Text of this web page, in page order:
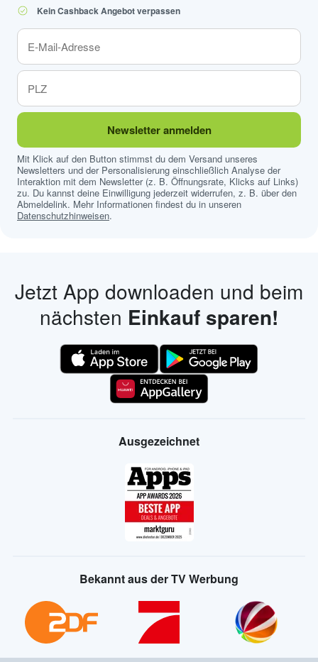
Kein Cashback Angebot verpassen
Newsletter anmelden
Mit Klick auf den Button stimmst du dem Versand unseres
Newsletters und der Personalisierung einschließlich Analyse der
Interaktion mit dem Newsletter (z. B. Öffnungsrate, Klicks auf Links)
zu. Du kannst deine Einwilligung jederzeit widerrufen, z. B. über den
Abmeldelink. Mehr Informationen findest du in unseren
Datenschutzhinweisen.
Jetzt App downloaden und beim
nächsten Einkauf sparen!
Ausgezeichnet
Bekannt aus der TV Werbung